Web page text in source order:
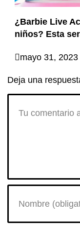
¿Barbie Live
niños? Esta
mayo 31, 2023
Deja una